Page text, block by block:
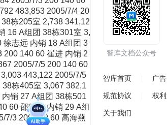
智库文档公众号
智库首页 广
规范协议 权
关于我们